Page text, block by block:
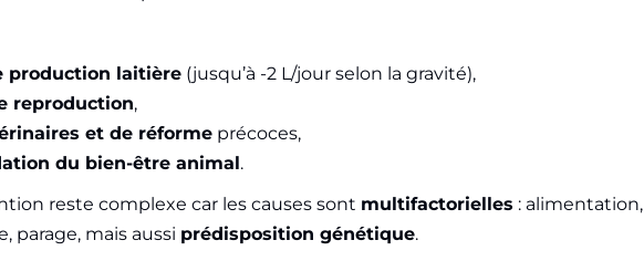
production laitière (jusqu’à -2 L/jour selon la gravité),
reproduction,
et de réforme précoces,
du bien-être animal.
reste complexe car les causes sont multifactorielles : alimentation,
parage, mais aussi prédisposition génétique.